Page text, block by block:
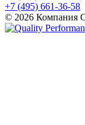
+7 (495) 661-36-58
© 2026 Компания